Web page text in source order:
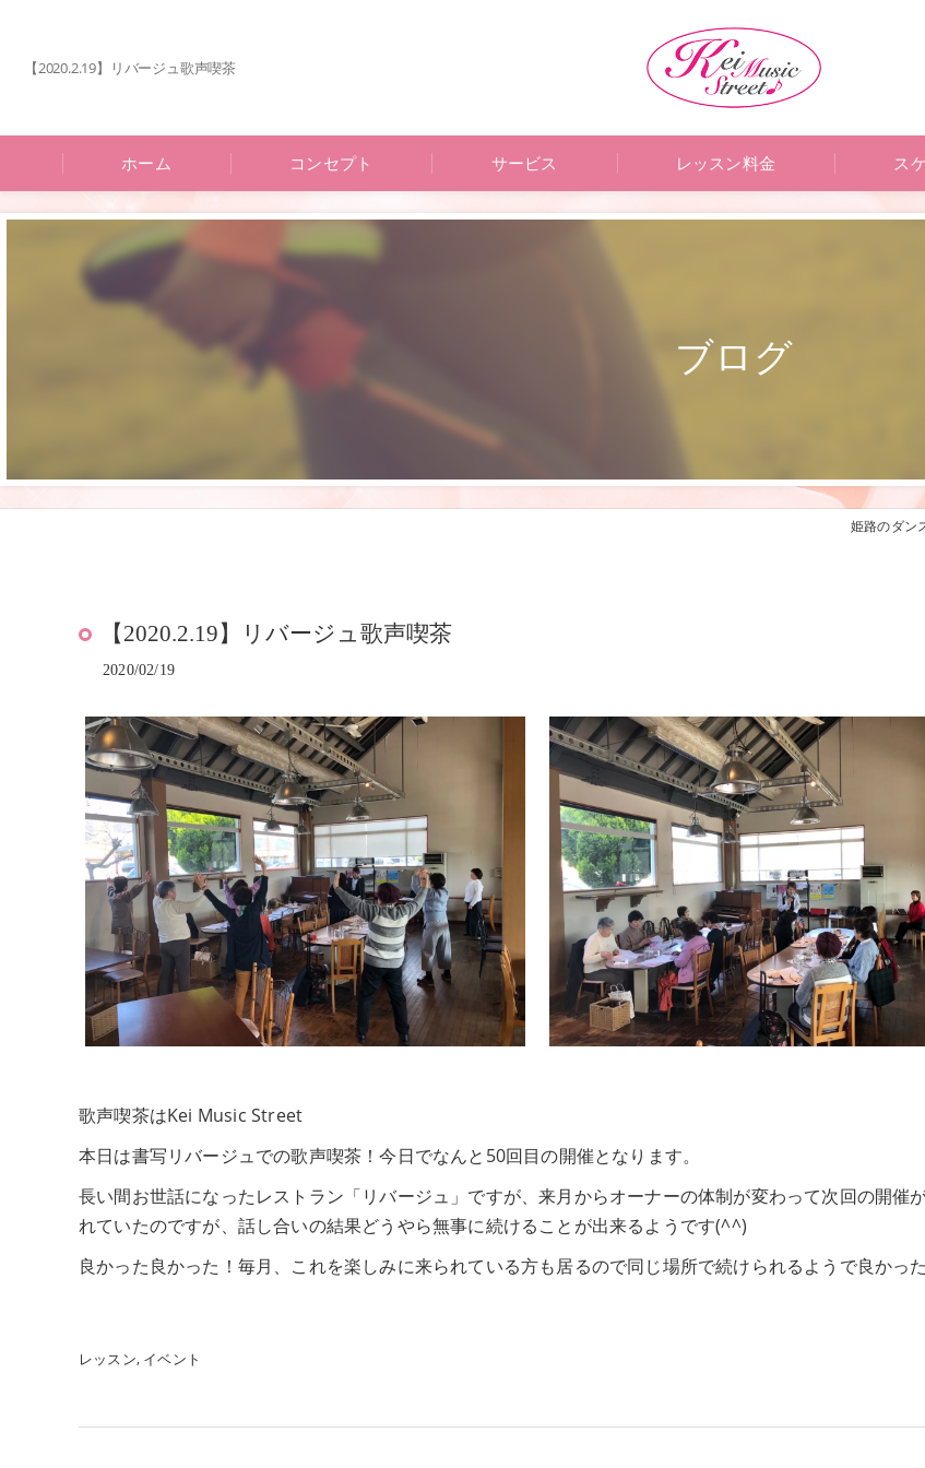
【2020.2.19】リバージュ歌声喫茶
ホーム コンセプト サービス レッスン料金 ス
ブログ
姫路のダン
【2020.2.19】リバージュ歌声喫茶
2020/02/19
歌声喫茶はKei Music Street
本日は書写リバージュでの歌声喫茶！今日でなんと50回目の開催となります。
長い間お世話になったレストラン「リバージュ」ですが、来月からオーナーの体制が変わって次回の開催
れていたのですが、話し合いの結果どうやら無事に続けることが出来るようです(^^)
良かった良かった！毎月、これを楽しみに来られている方も居るので同じ場所で続けられるようで良かっ
レッスン イベント